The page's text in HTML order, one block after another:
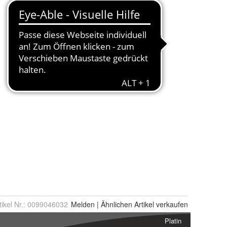
Nr.: 0099046032 Melden | Ähnlichen Artikel verkaufen
Platin